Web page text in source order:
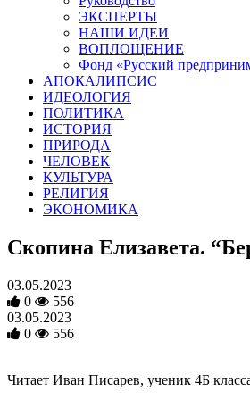
ЭКСПЕРТЫ
НАШИ ИДЕИ
ВОПЛОЩЕНИЕ
Фонд «Русский
АПОКАЛИПСИС
ИДЕОЛОГИЯ
ПОЛИТИКА
ИСТОРИЯ
ПРИРОДА
ЧЕЛОВЕК
КУЛЬТУРА
РЕЛИГИЯ
ЭКОНОМИКА
Скопина Елизавета.
03.05.2023
0
556
03.05.2023
0
556
Читает Иван Писарев, ученик 4Б